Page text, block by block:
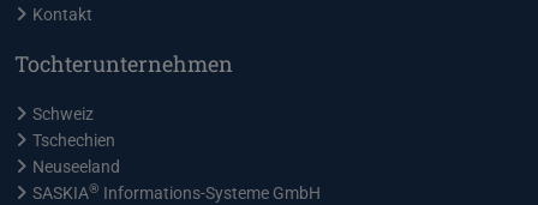
Kontakt
Tochterunternehmen
Schweiz
Tschechien
Neuseeland
SASKIA® Informations-Systeme GmbH